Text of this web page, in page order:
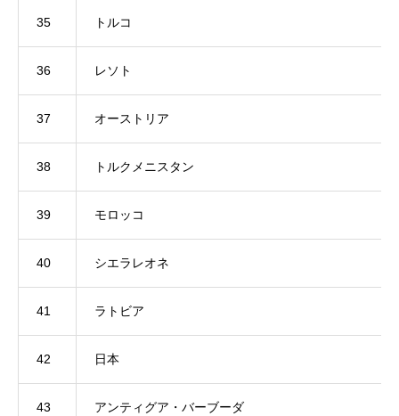
35 トルコ
36 レソト
37 オーストリア
38 トルクメニスタン
39 モロッコ
40 シエラレオネ
41 ラトビア
42 日本
43 アンティグア・バーブーダ